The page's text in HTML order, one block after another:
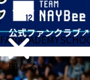
閉じる
FANACADEMY